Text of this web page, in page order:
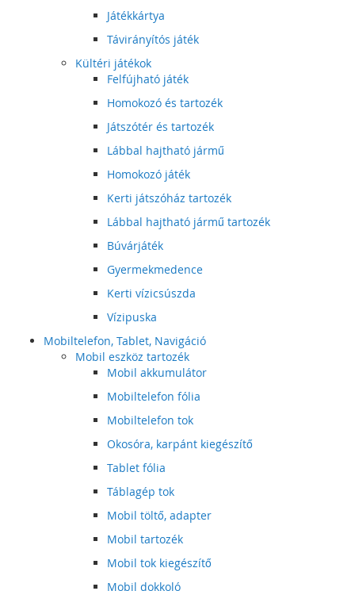
Játékkártya
Távirányítós játék
Kültéri játékok
Felfújható játék
Homokozó és tartozék
Játszótér és tartozék
Lábbal hajtható jármű
Homokozó játék
Kerti játszóház tartozék
Lábbal hajtható jármű tartozék
Búvárjáték
Gyermekmedence
Kerti vízicsúszda
Vízipuska
Mobiltelefon, Tablet, Navigáció
Mobil eszköz tartozék
Mobil akkumulátor
Mobiltelefon fólia
Mobiltelefon tok
Okosóra, karpánt kiegészítő
Tablet fólia
Táblagép tok
Mobil töltő, adapter
Mobil tartozék
Mobil tok kiegészítő
Mobil dokkoló